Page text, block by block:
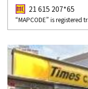
21 615 207*65
“MAPCODE” is